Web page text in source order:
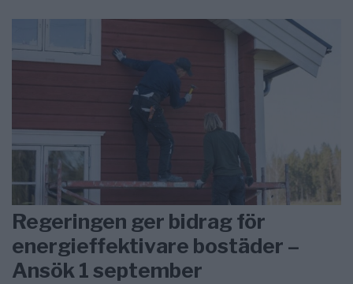
Regeringen ger bidrag för
energieffektivare bostäder –
Ansök 1 september